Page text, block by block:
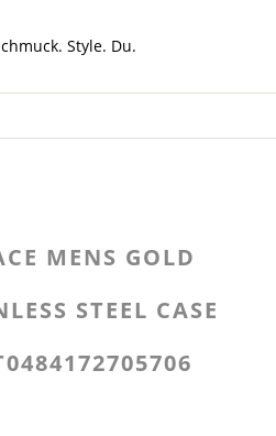
MENS GOLD
STEEL CASE